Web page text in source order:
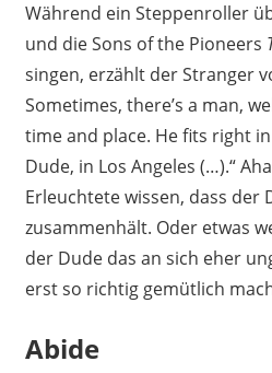
Während ein Steppenroller
und die Sons of the Pioneers
singen, erzählt der Stranger
Sometimes, there’s a man,
time and place. He fits right
Dude, in Los Angeles (…).“
Erleuchtete wissen, dass der
zusammenhält. Oder etwas
der Dude das an sich eher
erst so richtig gemütlich
Abide